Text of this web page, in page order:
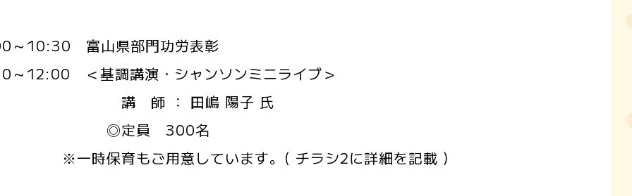
～10:30 富山県部門功労表彰
～12:00 ＜基調講演・シャンソンミニライブ＞
師 ： 田嶋 陽子 氏
員 300名
保育もご用意しています。( チラシ2に詳細を記載 )